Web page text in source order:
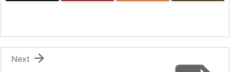

Next